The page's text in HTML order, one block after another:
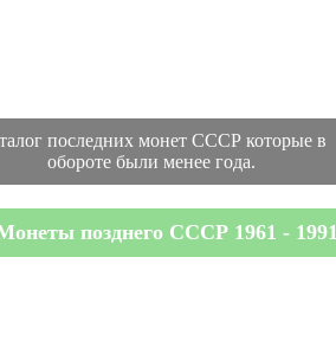
последних монет СССР которые в
обороте были менее года.
позднего СССР 1961 - 1991